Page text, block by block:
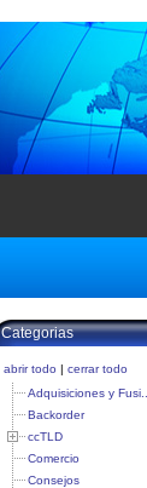
Categorias
abrir todo | cerrar todo
Adquisiciones y Fusi...
Backorder
ccTLD
Comercio
Consejos